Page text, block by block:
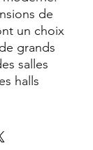
de
un choix
grands
salles
halls